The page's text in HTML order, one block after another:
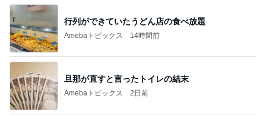
行列ができていたうどん店の食べ放題
Amebaトピックス 14時間前
旦那が直すと言ったトイレの結末
Amebaトピックス 2日前